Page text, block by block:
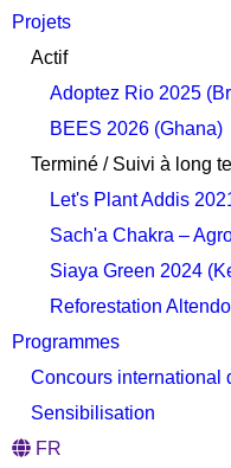
Projets
Actif
Adoptez Rio 2025
BEES 2026 (Ghana)
Terminé / Suivi à long
Let's Plant Addis
Sach'a Chakra –
Siaya Green 2024
Reforestation
Programmes
Concours international
Sensibilisation
FR